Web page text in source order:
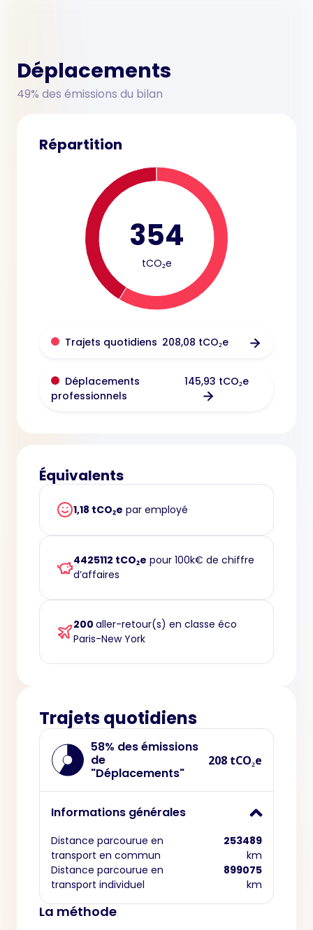
Déplacements
49% des émissions du bilan
Répartition
354
tCO₂e
Trajets quotidiens 208,08 tCO₂e
Déplacements
professionnels
145,93 tCO₂e
Équivalents
1,18 tCO₂e par employé
4425112 tCO₂e pour 100k€ de chiffre
d’affaires
200 aller-retour(s) en classe éco
Paris-New York
Trajets quotidiens
58% des émissions
de
"Déplacements"
208 tCO₂e
Informations générales
Distance parcourue en
transport en commun
253489
km
Distance parcourue en
transport individuel
899075
km
La méthode